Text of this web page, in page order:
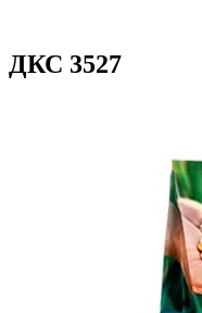
ДКС 3527